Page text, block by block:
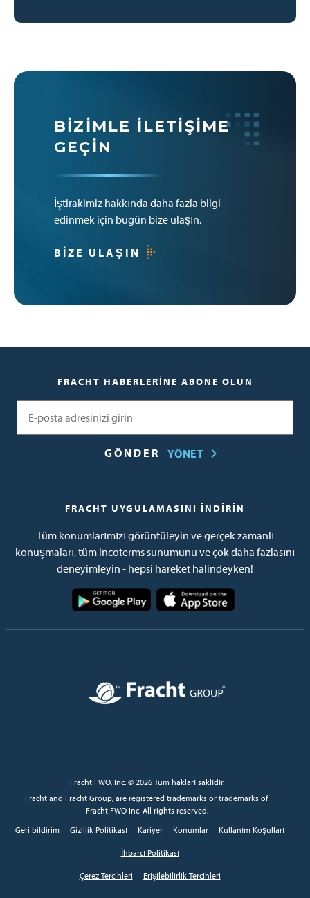
BIZIMLE İLETIŞIME
GEÇIN
İştirakimiz hakkında daha fazla bilgi
edinmek için bugün bize ulaşın.
BIZE ULAŞIN
FRACHT HABERLERINE ABONE OLUN
YÖNET
FRACHT UYGULAMASINI İNDIRIN
Tüm konumlarımızı görüntüleyin ve gerçek zamanlı
konuşmaları, tüm incoterms sunumunu ve çok daha fazlasını
deneyimleyin - hepsi hareket halindeyken!
Resim
Resim
Fracht FWO, Inc. © 2026 Tüm hakları saklıdır.
Fracht and Fracht Group, are registered trademarks or trademarks of
Fracht FWO Inc. All rights reserved.
Geri bildirim
Gizlilik Politikası Kariyer Konumlar Kullanım Koşulları
İhbarcı Politikası
Çerez Tercihleri Erişilebilirlik Tercihleri